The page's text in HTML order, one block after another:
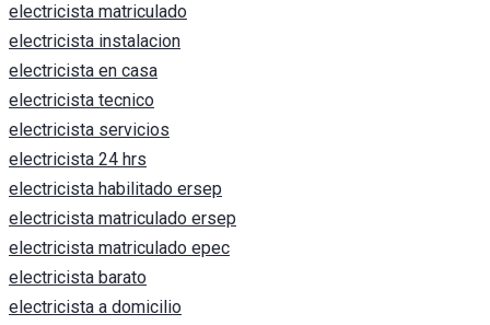
electricista matriculado
electricista instalacion
electricista en casa
electricista tecnico
electricista servicios
electricista 24 hrs
electricista habilitado ersep
electricista matriculado ersep
electricista matriculado epec
electricista barato
electricista a domicilio